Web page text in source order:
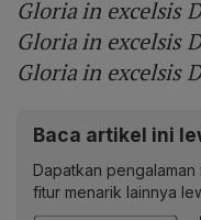
Gloria in excelsis
Gloria in excelsis
Gloria in excelsis
Baca artikel ini
Dapatkan
fitur menarik lainnya